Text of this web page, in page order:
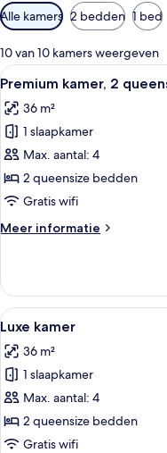
Beschikbare
filters
voor
kamers
Alle kamers 2 bedden 1 bed
10 van 10 kamers weergeven
Alle
foto's
voor
Premium
kamer,
2
queensize
laden
5
Premium kamer, 2
36 m²
1 slaapkamer
Max. aantal: 4
2 queensize bedden
Gratis wifi
Meer informatie
Meer
kamer,
queensize
Alle
foto's
voor
Luxe
kamer
laden
5
Luxe kamer
36 m²
1 slaapkamer
Max. aantal: 4
2 queensize bedden
Gratis wifi